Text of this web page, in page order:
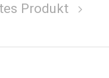
Produkt